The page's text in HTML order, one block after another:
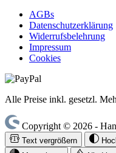
AGBs
Datenschutzerklärung
Widerrufsbelehrung
Impressum
Cookies
Alle Preise inkl. gesetzl.
Copyright © 2026 -
Text vergrößern